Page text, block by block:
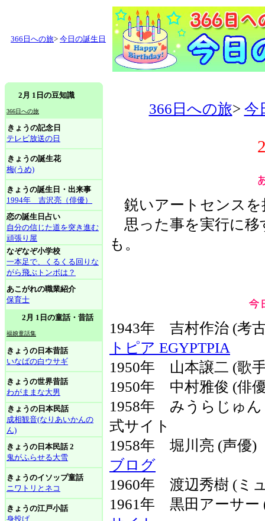
366日への旅> 今日の誕生日
2月 1日の豆知識
366日への旅
きょうの記念日
テレビ放送の日
きょうの誕生花
梅(うめ)
きょうの誕生日・出来事
1994年 吉沢亮（俳優）
恋の誕生日占い
自分の信じた道を突き進む
頑張り屋
なぞなぞ小学校
一本足で、くるくる回りな
がら飛ぶトンボは？
あこがれの職業紹介
保育士
2月 1日の童話・昔話
福娘童話集
きょうの日本昔話
いなばの白ウサギ
きょうの世界昔話
わがままな大男
きょうの日本民話
成相観音(なりあいかんの
ん)
きょうの日本民話 2
鬼がふらせる大雪
きょうのイソップ童話
ニワトリとネコ
きょうの江戸小話
身投げ
366日への旅> 今
鋭いアートセンスを
思った事を実行に移
も。
1943年 吉村作治 (
トピア EGYPTPIA
1950年 山本譲二 (
1950年 中村雅俊 (俳
1958年 みうらじ
式サイト
1958年 堀川亮 (声
ブログ
1960年 渡辺秀樹 (ミ
1961年 黒田アー